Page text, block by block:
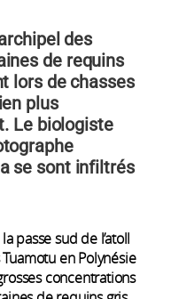
des
de requins
lors de chasses
plus
Le biologiste
se sont infiltrés
passe sud de l’atoll
en Polynésie
concentrations